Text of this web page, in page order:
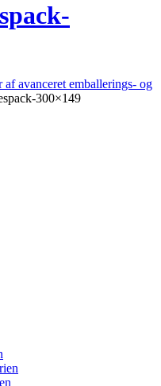
af avanceret emballerings- og
300×149